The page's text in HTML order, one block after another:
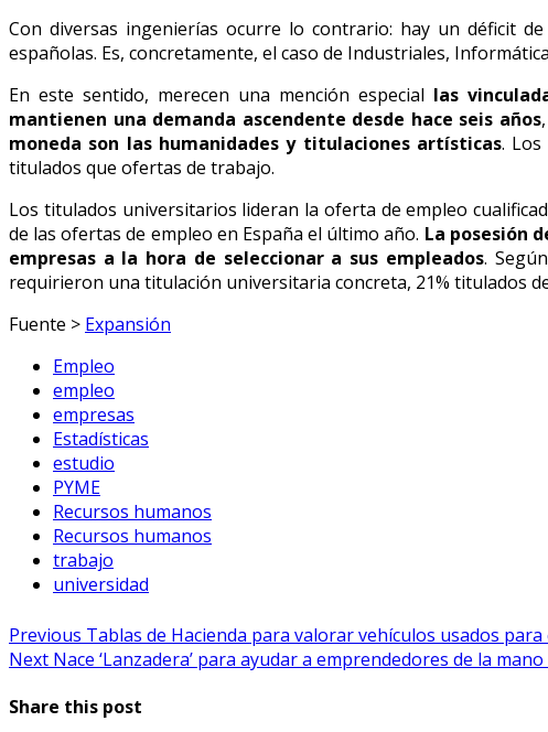
Con diversas ingenierías ocurre lo contrario: hay un déficit
españolas. Es, concretamente, el caso de Industriales,
En este sentido, merecen una mención especial las
mantienen una demanda ascendente desde hace seis años
moneda son las humanidades y titulaciones artísticas. Los
titulados que ofertas de trabajo.
Los titulados universitarios lideran la oferta de empleo
de las ofertas de empleo en España el último año. La posesión
empresas a la hora de seleccionar a sus empleados.
requirieron una titulación universitaria concreta, 21% titulados
Fuente > Expansión
Empleo
empleo
empresas
Estadísticas
estudio
PYME
Recursos humanos
Recursos humanos
trabajo
universidad
Navegación
de
entradas
Previous Previous
post:
Tablas de Hacienda para valorar vehículos usados para
Next Next
Nace ‘Lanzadera’ para ayudar a emprendedores de la
Share this post